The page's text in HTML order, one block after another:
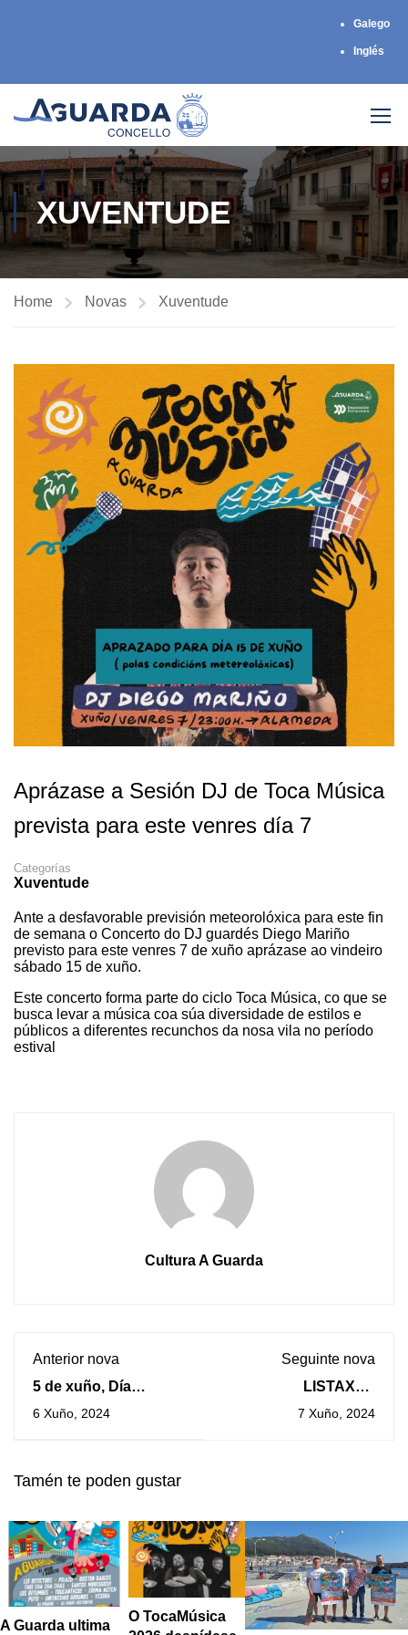
Galego
Inglés
XUVENTUDE
Home Novas Xuventude
Aprázase a Sesión DJ de Toca Música
prevista para este venres día 7
Categorías
Xuventude
Ante a desfavorable previsión meteorolóxica para este fin
de semana o Concerto do DJ guardés Diego Mariño
previsto para este venres 7 de xuño aprázase ao vindeiro
sábado 15 de xuño.
Este concerto forma parte do ciclo Toca Música, co que se
busca levar a música coa súa diversidade de estilos e
públicos a diferentes recunchos da nosa vila no período
estival
Cultura A Guarda
Anterior nova
5 de xuño, Día
mundial do
6 Xuño, 2024
Seguinte nova
LISTAXES
PROVISIONAIS DE
7 Xuño, 2024
Tamén te poden gustar
A Guarda ultima
O TocaMúsica